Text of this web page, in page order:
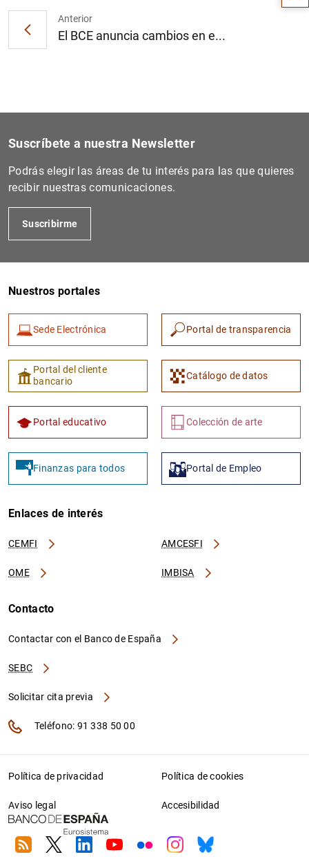
Anterior
El BCE anuncia cambios en e...
Suscríbete a nuestra Newsletter
Podrás elegir las áreas de tu interés para las que quieres
recibir nuestras comunicaciones.
Suscribirme
Nuestros portales
Sede Electrónica Portal de transparencia
Portal del cliente
bancario
Catálogo de datos
Portal educativo Colección de arte
Finanzas para todos Portal de Empleo
Enlaces de interés
CEMFI AMCESFI
OME IMBISA
Contacto
Contactar con el Banco de España
SEBC
Solicitar cita previa
Teléfono: 91 338 50 00
Política de privacidad Política de cookies
Aviso legal Accesibilidad
RSS TwitterLinkedin
YoutubeFlickrInstagram
Bluesky